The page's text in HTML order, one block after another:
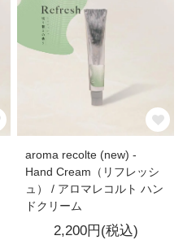
aroma recolte (new) -
Hand Cream（リフレッシ
ュ） / アロマレコルト ハン
ドクリーム
2,200円(税込)